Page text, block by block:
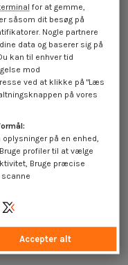
ACRC M8X16
FUT10.5 elforzinket stål
1,85 € inkl. moms
for at gemme,
såsom dit besøg på
Nogle partnere
data og baserer sig på
kan til enhver tid
mod
ved at klikke på "Læs
på vores
på en enhed,
profiler til at vælge
Bruge præcise
Accepter alt